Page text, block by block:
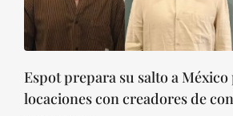
Espot prepara su salto a
locaciones con creadores de